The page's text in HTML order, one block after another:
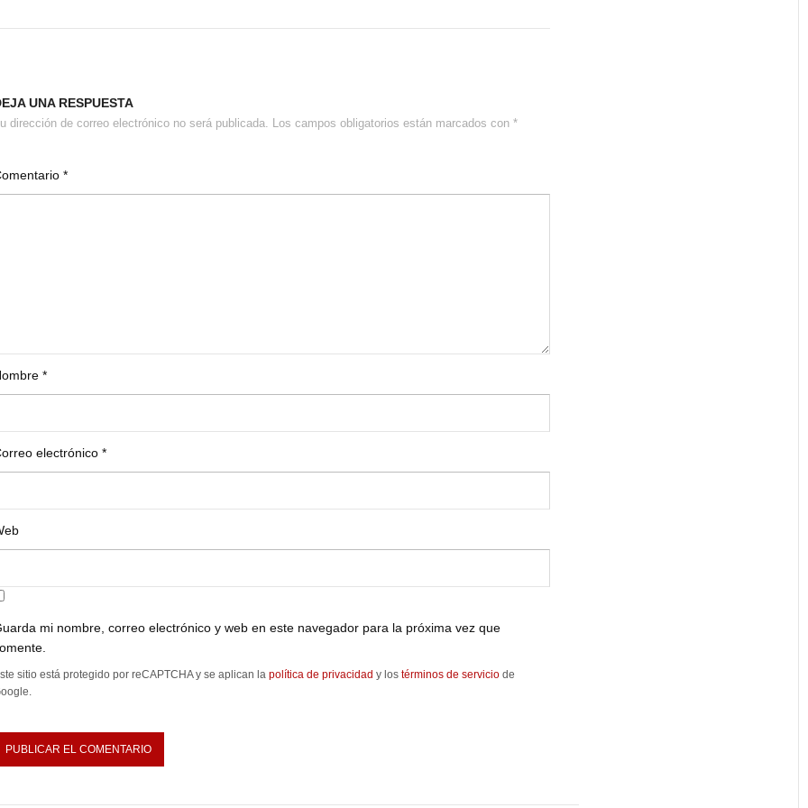
UNA RESPUESTA
dirección de correo electrónico no será publicada. Los campos obligatorios están marcados con*
*
*
electrónico*
mi nombre, correo electrónico y web en este navegador para la próxima vez que
sitio está protegido por reCAPTCHA y se aplican lapolítica de privacidad y lostérminos de servicio de